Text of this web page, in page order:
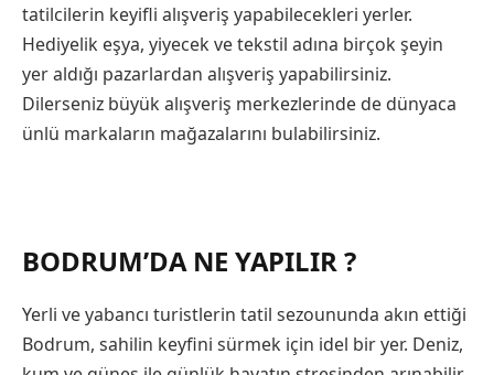
tatilcilerin keyifli alışveriş yapabilecekleri yerler.
Hediyelik eşya, yiyecek ve tekstil adına birçok şeyin
yer aldığı pazarlardan alışveriş yapabilirsiniz.
Dilerseniz büyük alışveriş merkezlerinde de dünyaca
ünlü markaların mağazalarını bulabilirsiniz.
BODRUM’DA NE YAPILIR ?
Yerli ve yabancı turistlerin tatil sezoununda akın ettiği
Bodrum, sahilin keyfini sürmek için idel bir yer. Deniz,